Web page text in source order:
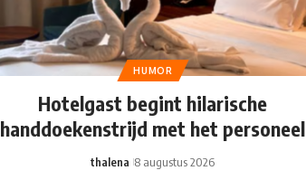
HUMOR
Hotelgast begint hilarische
handdoekenstrijd met het personeel
thalena 8 augustus 2026